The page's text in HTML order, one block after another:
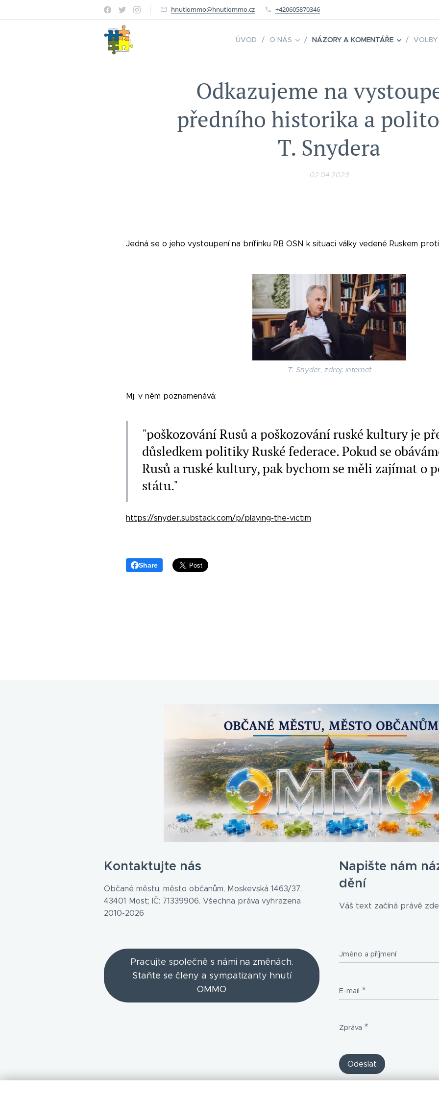
hnutiommo@hnutiommo.cz +420605870346
ÚVOD O NÁS NÁZORY A KOMENTÁŘE VOLBY
Odkazujeme na
předního historika a
T. Snydera
02.04.2023
Jedná se o jeho vystoupení na brífinku RB OSN k situaci války vedené Ruskem
T. Snyder, zdroj: internet
Mj. v něm poznamenává:
"poškozování Rusů a poškozování ruské kultury je
důsledkem politiky Ruské federace. Pokud se
Rusů a ruské kultury, pak bychom se měli zajímat o
státu."
https://snyder.substack.com/p/playing-the-victim
Share
Kontaktujte nás
Občané městu, město občanům, Moskevská 1463/37,
43401 Most; IČ: 71339906. Všechna práva vyhrazena
2010-2026
Pracujte společně s námi na změnách.
Staňte se členy a sympatizanty hnutí
OMMO
Napište nám
dění
Váš text začíná právě
Jméno a příjmení
E-mail
Zpráva
Odeslat